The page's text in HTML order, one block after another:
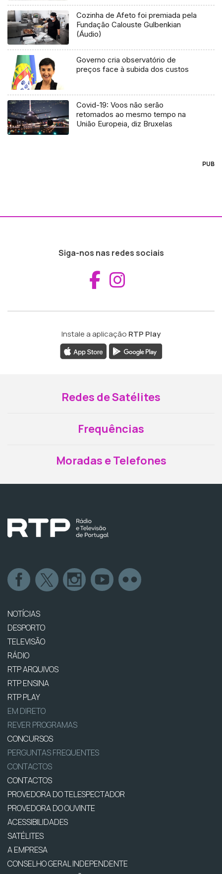
Cozinha de Afeto foi premiada pela
Fundação Calouste Gulbenkian
(Áudio)
Governo cria observatório de
preços face à subida dos custos
Covid-19: Voos não serão
retomados ao mesmo tempo na
União Europeia, diz Bruxelas
PUB
Siga-nos nas redes sociais
Aceder ao
Instale a aplicação RTP Play
Redes de Satélites
Frequências
Moradas e Telefones
NOTÍCIAS
DESPORTO
TELEVISÃO
RÁDIO
RTP ARQUIVOS
RTP ENSINA
RTP PLAY
EM DIRETO
REVER PROGRAMAS
CONCURSOS
PERGUNTAS FREQUENTES
CONTACTOS
CONTACTOS
PROVEDORA DO TELESPECTADOR
PROVEDORA DO OUVINTE
ACESSIBILIDADES
SATÉLITES
A EMPRESA
CONSELHO GERAL INDEPENDENTE